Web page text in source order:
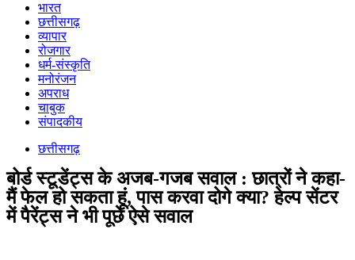
भारत
छत्तीसगढ़
व्यापार
रोजगार
धर्म-संस्कृति
मनोरंजन
अपराध
चाबुक
संपादकीय
छत्तीसगढ़
बोर्ड स्टूडेंट्स के अजब-गजब सवाल : छात्रों ने कहा-
मैं फेल हो सकता हूं, पास करवा दोगे क्या? हेल्प सेंटर
में पैरेंट्स ने भी पूछे ऐसे सवाल